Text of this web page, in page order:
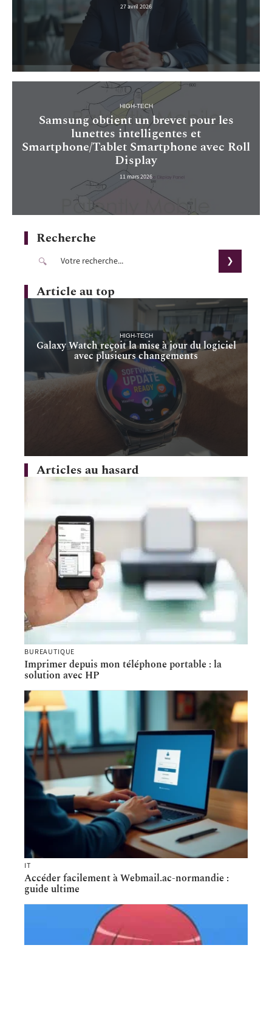
27 avril 2026
HIGH-TECH
Samsung obtient un brevet pour les
lunettes intelligentes et
Smartphone/Tablet Smartphone avec Roll
Display
11 mars 2026
Recherche
Article au top
HIGH-TECH
Galaxy Watch reçoit la mise à jour du logiciel
avec plusieurs changements
Articles au hasard
BUREAUTIQUE
Imprimer depuis mon téléphone portable : la
solution avec HP
IT
Accéder facilement à Webmail.ac-normandie :
guide ultime